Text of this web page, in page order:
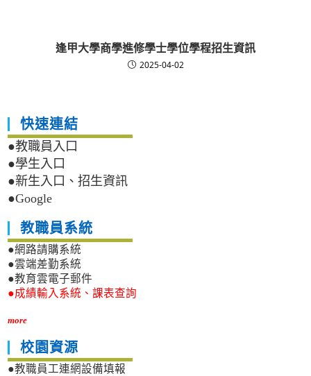
逢甲大學商學進修學士學位學程招生資訊
2025-04-02
快速連結
●教職員入口
●學生入口
●新生入口、招生資訊
●Google
教職員系統
●網路請購系統
●雲端差勤系統
●教育雲電子郵件
●成績輸入系統、課表查詢
more
校園資源
●教職員工連網設備填報